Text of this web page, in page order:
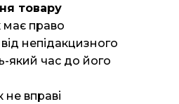
товару
має право
непідакцизного
який час до його
не вправі